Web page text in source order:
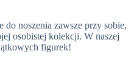
noszenia zawsze przy sobie,
osobistej kolekcji. W naszej
figurek!